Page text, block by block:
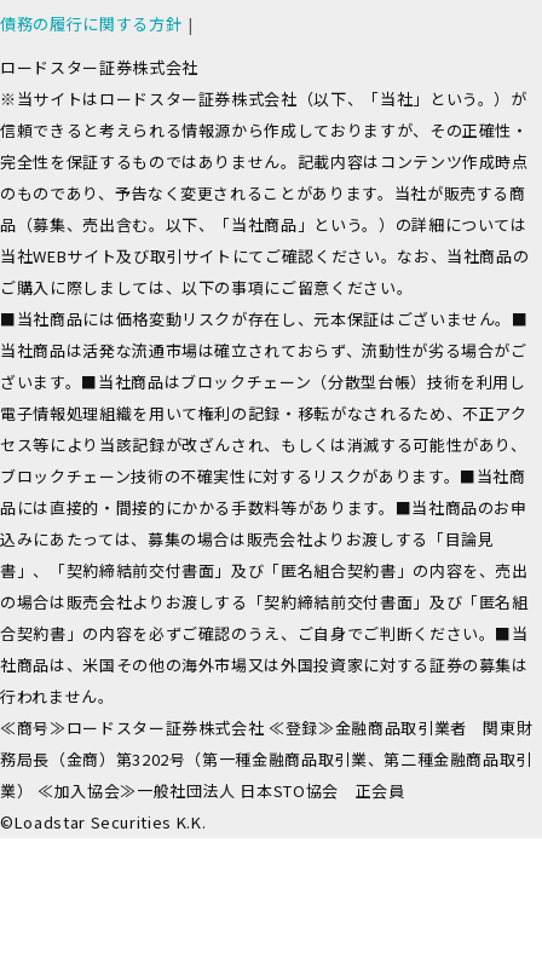
債務の履行に関する方針
ロードスター証券株式会社
※当サイトはロードスター証券株式会社（以下、「当社」という。）が
信頼できると考えられる情報源から作成しておりますが、その正確性・
完全性を保証するものではありません。記載内容はコンテンツ作成時点
のものであり、予告なく変更されることがあります。当社が販売する商
品（募集、売出含む。以下、「当社商品」という。）の詳細については
当社WEBサイト及び取引サイトにてご確認ください。なお、当社商品の
ご購入に際しましては、以下の事項にご留意ください。
■当社商品には価格変動リスクが存在し、元本保証はございません。■
当社商品は活発な流通市場は確立されておらず、流動性が劣る場合がご
ざいます。■当社商品はブロックチェーン（分散型台帳）技術を利用し
電子情報処理組織を用いて権利の記録・移転がなされるため、不正アク
セス等により当該記録が改ざんされ、もしくは消滅する可能性があり、
ブロックチェーン技術の不確実性に対するリスクがあります。■当社商
品には直接的・間接的にかかる手数料等があります。■当社商品のお申
込みにあたっては、募集の場合は販売会社よりお渡しする「目論見
書」、「契約締結前交付書面」及び「匿名組合契約書」の内容を、売出
の場合は販売会社よりお渡しする「契約締結前交付書面」及び「匿名組
合契約書」の内容を必ずご確認のうえ、ご自身でご判断ください。■当
社商品は、米国その他の海外市場又は外国投資家に対する証券の募集は
行われません。
≪商号≫ロードスター証券株式会社 ≪登録≫金融商品取引業者 関東財
務局長（金商）第3202号（第一種金融商品取引業、第二種金融商品取引
業） ≪加入協会≫一般社団法人 日本STO協会 正会員
©Loadstar Securities K.K.